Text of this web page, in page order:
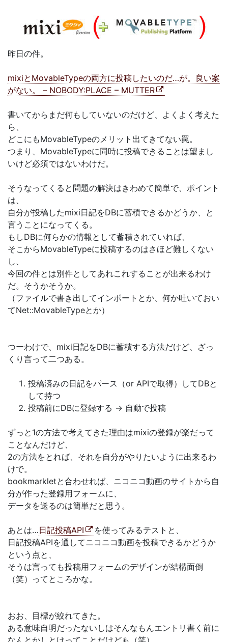
昨日の件。
mixiとMovableTypeの両方に投稿したいのだ…が。良い案
がない。 – NOBODY:PLACE – MUTTER
書いてからまだ何もしていないのだけど、よくよく考えた
ら、
どこにもMovableTypeのメリット出てきてない罠。
つまり、MovableTypeに同時に投稿できることは望まし
いけど必須ではないわけだ。
そうなってくると問題の解決はきわめて簡単で、ポイント
は、
自分が投稿したmixi日記をDBに蓄積できるかどうか、と
言うことになってくる。
もしDBに何らかの情報として蓄積されていれば、
そこからMovableTypeに投稿するのはさほど難しくない
し、
今回の件とは別件としてあれこれすることが出来るわけ
だ。そうかそうか。
（ファイルで書き出してインポートとか、何か吐いておい
てNet::MovableTypeとか）
つーわけで、mixi日記をDBに蓄積する方法だけど、ざっ
くり言って二つある。
投稿済みの日記をパース（or APIで取得）してDBと
して持つ
投稿前にDBに登録する → 自動で投稿
ずっと1の方法で考えてきた理由はmixiの登録が楽だって
ことなんだけど、
2の方法をとれば、それを自分がやりたいように出来るわ
けで。
bookmarkletと合わせれば、ニコニコ動画のサイトから自
分が作った登録用フォームに、
データを送るのは簡単だと思う。
あとは…日記投稿API
を使ってみるテストと、
日記投稿APIを通してニコニコ動画を投稿できるかどうか
という点と、
そうは言っても投稿用フォームのデザインが結構面倒
（笑）ってところかな。
おお、目標が絞れてきた。
ある意味自明だったないしはそんなもんエントリ書く前に
なんとかしとけってことだけども（笑）、